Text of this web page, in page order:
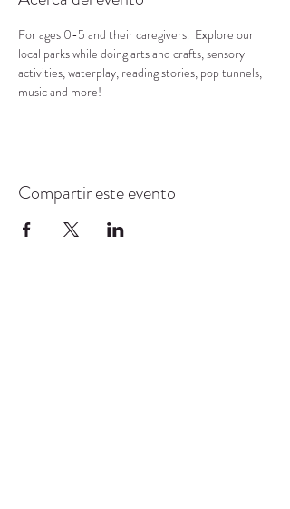
For ages 0-5 and their caregivers.  Explore our
local parks while doing arts and crafts, sensory
activities, waterplay, reading stories, pop tunnels,
music and more!
Compartir este evento